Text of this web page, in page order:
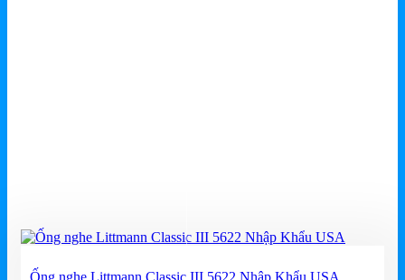
Ống nghe Littmann Classic III 5622 Nhập Khẩu USA